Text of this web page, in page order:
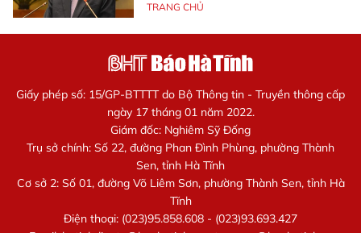
TRANG CHỦ
Giấy phép số: 15/GP-BTTTT do Bộ Thông tin - Truyền thông cấp
ngày 17 tháng 01 năm 2022.
Giám đốc: Nghiêm Sỹ Đống
Trụ sở chính: Số 22, đường Phan Đình Phùng, phường Thành
Sen, tỉnh Hà Tĩnh
Cơ sở 2: Số 01, đường Võ Liêm Sơn, phường Thành Sen, tỉnh Hà
Tĩnh
Điện thoại: (023)95.858.608 - (023)93.693.427